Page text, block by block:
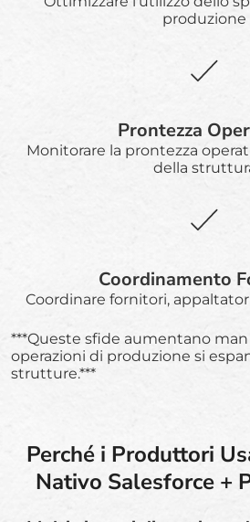
produzione
Prontezza
Monitorare la prontezza
della
Coordinamento
Coordinare fornitori,
***Queste sfide aumentano
operazioni di produzione si
strutture.***
Perché i Produttori
Nativo Salesforce +